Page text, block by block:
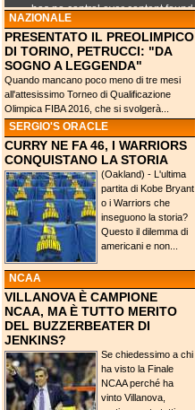
NAZIONALE
PRESENTATO IL PREOLIMPICO
DI TORINO, PETRUCCI: "DA
SOGNO A LEGGENDA"
Quando mancano poco meno di tre mesi
all'attesissimo Torneo di Qualificazione
Olimpica FIBA 2016, che si svolgerà...
SERGIO'S ORACLE
CURRY NE FA 46, I WARRIORS
CONQUISTANO LA STORIA
(Oakland) - L'ultima
partita di Kobe Bryant
o i Warriors che
inseguono la storia?
Questo il dilemma di
americani e non...
NCAA
VILLANOVA È CAMPIONE
NCAA, MA È TUTTO MERITO
DEL BUZZERBEATER DI
JENKINS?
Se chiedessimo a chi
ha visto la Finale
NCAA perché ha
vinto Villanova,